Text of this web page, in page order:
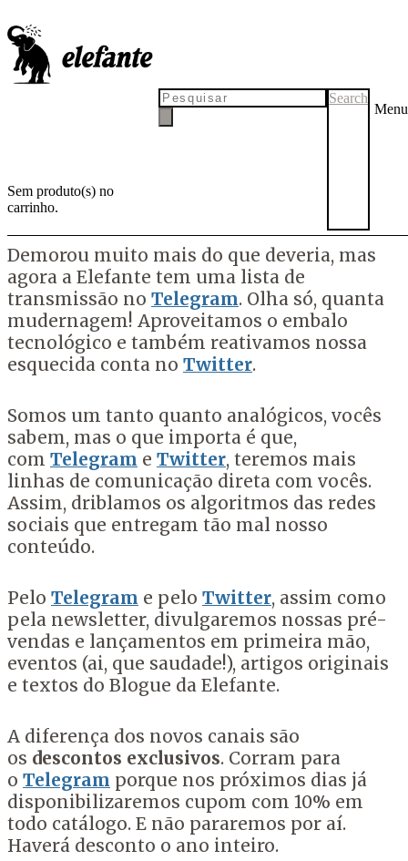
Sem produto(s) no
carrinho.
Search
Menu
Elefante no Twitter e no
Telegram
Somos um tanto quanto analógicos, vocês sabem, mas o que importa
é que, com Telegram e Twitter, teremos mais linhas de comunicação
Demorou muito mais do que deveria, mas
agora a Elefante tem uma lista de
transmissão no Telegram. Olha só, quanta
mudernagem! Aproveitamos o embalo
tecnológico e também reativamos nossa
esquecida conta no Twitter.
Somos um tanto quanto analógicos, vocês
sabem, mas o que importa é que,
com Telegram e Twitter, teremos mais
linhas de comunicação direta com vocês.
Assim, driblamos os algoritmos das redes
sociais que entregam tão mal nosso
conteúdo.
Pelo Telegram e pelo Twitter, assim como
pela newsletter, divulgaremos nossas pré-
vendas e lançamentos em primeira mão,
eventos (ai, que saudade!), artigos originais
e textos do Blogue da Elefante.
A diferença dos novos canais são
os descontos exclusivos. Corram para
o Telegram porque nos próximos dias já
disponibilizaremos cupom com 10% em
todo catálogo. E não pararemos por aí.
Haverá desconto o ano inteiro.